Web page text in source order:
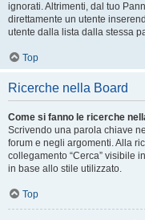
ignorati. Altrimenti, dal tuo
direttamente un utente
utente dalla lista dalla stessa
Top
Ricerche nella Board
Come si fanno le ricerche
Scrivendo una parola chiave
forum e negli argomenti. Alla
collegamento “Cerca” visibile
in base allo stile utilizzato.
Top